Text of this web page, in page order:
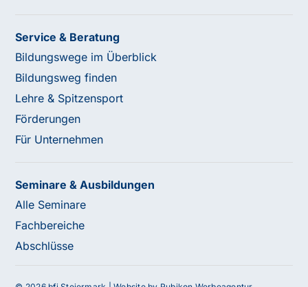
Service & Beratung
Bildungswege im Überblick
Bildungsweg finden
Lehre & Spitzensport
Förderungen
Für Unternehmen
Seminare & Ausbildungen
Alle Seminare
Fachbereiche
Abschlüsse